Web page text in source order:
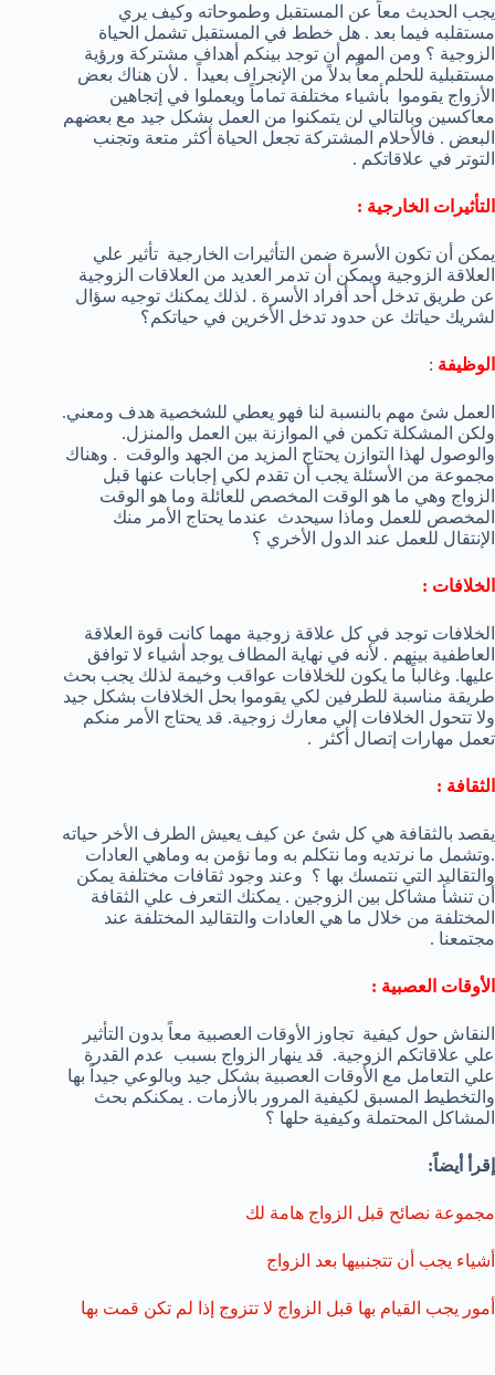
يجب الحديث معاً عن المستقبل وطموحاته وكيف يري
مستقلبه فيما بعد . هل خطط في المستقبل تشمل الحياة
الزوجية ؟ ومن المهم أن توجد بينكم أهداف مشتركة ورؤية
مستقبلية للحلم معاً بدلاً من الإنجراف بعيداً . لأن هناك بعض
الأزواج يقوموا بأشياء مختلفة تماماً ويعملوا في إتجاهين
معاكسين وبالتالي لن يتمكنوا من العمل بشكل جيد مع بعضهم
البعض . فالأحلام المشتركة تجعل الحياة أكثر متعة وتجنب
التوتر في علاقاتكم .
التأثيرات الخارجية :
يمكن أن تكون الأسرة ضمن التأثيرات الخارجية تأثير علي
العلاقة الزوجية ويمكن أن تدمر العديد من العلاقات الزوجية
عن طريق تدخل أحد أفراد الأسرة . لذلك يمكنك توجيه سؤال
لشريك حياتك عن حدود تدخل الأخرين في حياتكم؟
الوظيفة :
العمل شئ مهم بالنسبة لنا فهو يعطي للشخصية هدف ومعني.
ولكن المشكلة تكمن في الموازنة بين العمل والمنزل.
والوصول لهذا التوازن يحتاج المزيد من الجهد والوقت . وهناك
مجموعة من الأسئلة يجب أن تقدم لكي إجابات عنها قبل
الزواج وهي ما هو الوقت المخصص للعائلة وما هو الوقت
المخصص للعمل وماذا سيحدث عندما يحتاج الأمر منك
الإنتقال للعمل عند الدول الأخري ؟
الخلافات :
الخلافات توجد في كل علاقة زوجية مهما كانت قوة العلاقة
العاطفية بينهم . لأنه في نهاية المطاف يوجد أشياء لا توافق
عليها. وغالباً ما يكون للخلافات عواقب وخيمة لذلك يجب بحث
طريقة مناسبة للطرفين لكي يقوموا بحل الخلافات بشكل جيد
ولا تتحول الخلافات إلي معارك زوجية. قد يحتاج الأمر منكم
تعمل مهارات إتصال أكثر .
الثقافة :
يقصد بالثقافة هي كل شئ عن كيف يعيش الطرف الأخر حياته
.وتشمل ما نرتديه وما نتكلم به وما نؤمن به وماهي العادات
والتقاليد التي نتمسك بها ؟ وعند وجود ثقافات مختلفة يمكن
أن تنشأ مشاكل بين الزوجين . يمكنك التعرف علي الثقافة
المختلفة من خلال ما هي العادات والتقاليد المختلفة عند
مجتمعنا .
الأوقات العصبية :
النقاش حول كيفية تجاوز الأوقات العصبية معاً بدون التأثير
علي علاقاتكم الزوجية. قد ينهار الزواج بسبب عدم القدرة
علي التعامل مع الأوقات العصبية بشكل جيد وبالوعي جيداً بها
والتخطيط المسبق لكيفية المرور بالأزمات . يمكنكم بحث
المشاكل المحتملة وكيفية حلها ؟
إقرأ أيضاً:
مجموعة نصائح قبل الزواج هامة لك
أشياء يجب أن تتجنبيها بعد الزواج
أمور يجب القيام بها قبل الزواج لا تتزوج إذا لم تكن قمت بها